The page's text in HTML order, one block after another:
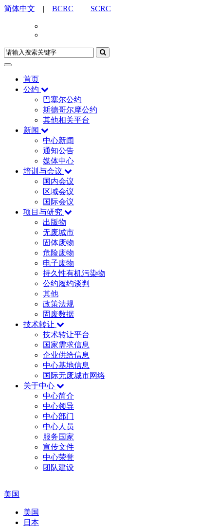
简体中文 | BCRC | SCRC
首页
公约
巴塞尔公约
斯德哥尔摩公约
其他相关平台
新闻
中心新闻
通知公告
媒体中心
培训与会议
国内会议
区域会议
国际会议
项目与研究
出版物
无废城市
固体废物
危险废物
电子废物
持久性有机污染物
公约履约谈判
其他
政策法规
固废数据
技术转让
技术转让平台
国家需求信息
企业供给信息
中心基地信息
国际无废城市网络
关于中心
中心简介
中心领导
中心部门
中心人员
服务国家
宣传文件
中心荣誉
团队建设
美国
美国
日本